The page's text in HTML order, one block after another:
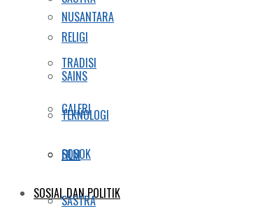
RELIGI
SAINS
TEKNOLOGI
SOSOK
SOSIAL DAN POLITIK
NUSANTARA
TRADISI
GALERI
FILM
SASTRA